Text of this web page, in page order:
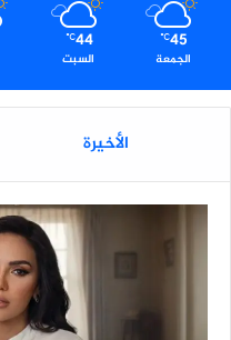
و
أ
ا
45
℃
الجمعة
44
℃
السبت
الأخيرة